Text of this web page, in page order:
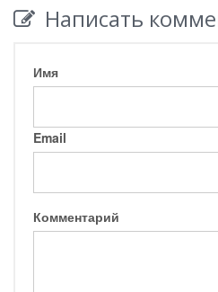
Написать
Имя
Email
Комментарий